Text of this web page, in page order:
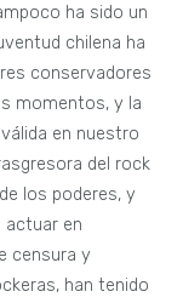
ha sido un
chilena ha
conservadores
momentos, y la
en nuestro
del rock
los poderes, y
actuar en
censura y
han tenido